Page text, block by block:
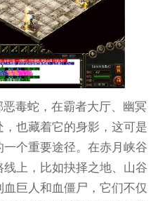
毒蛇，在霸者大厅、幽冥
也藏着它的身影，这可是
个重要途径。在赤月峡谷
上，比如抉择之地、山谷
巨人和血僵尸，它们不仅